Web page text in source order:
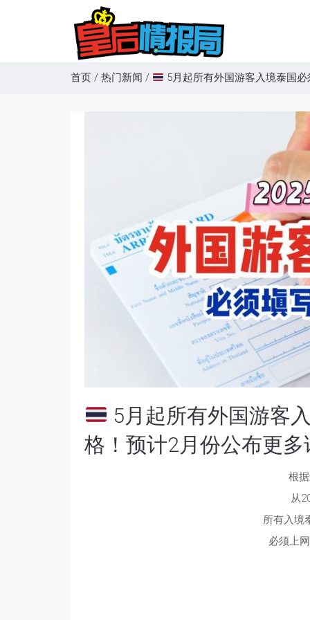
首页 / 热门新闻 / 5月起所有外国游客入境泰国
5月起所有外国游客
格！预计2月份公布更多
根
从
所有入境
必须上